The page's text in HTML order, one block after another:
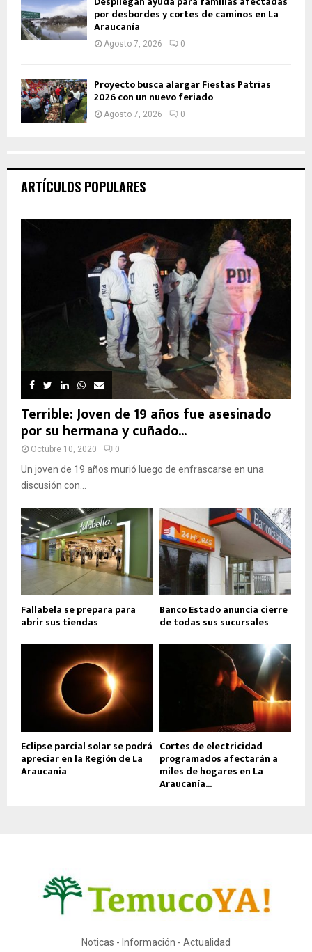
por desbordes y cortes de caminos en La
Araucanía
Agosto 7, 2026 0
Proyecto busca alargar Fiestas Patrias
2026 con un nuevo feriado
Agosto 7, 2026 0
ARTÍCULOS POPULARES
Terrible: Joven de 19 años fue asesinado
por su hermana y cuñado...
Octubre 10, 2020 0
Un joven de 19 años murió luego de enfrascarse en una
discusión con...
Fallabela se prepara para
abrir sus tiendas
Banco Estado anuncia cierre
de todas sus sucursales
Eclipse parcial solar se podrá
apreciar en la Región de La
Araucania
Cortes de electricidad
programados afectarán a
miles de hogares en La
Araucanía...
Noticas - Información - Actualidad